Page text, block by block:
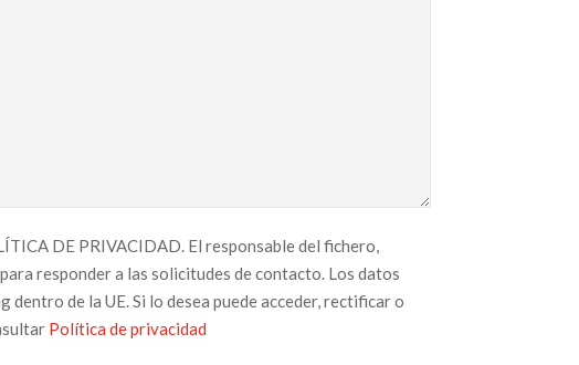
DE PRIVACIDAD. El responsable del fichero,
responder a las solicitudes de contacto. Los datos
dentro de la UE. Si lo desea puede acceder, rectificar o
Política de privacidad